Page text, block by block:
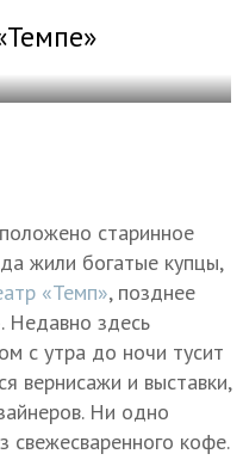
старинное
жили богатые купцы,
«Темп», позднее
Недавно здесь
с утра до ночи тусит
вернисажи и выставки,
Ни одно
свежесваренного кофе.